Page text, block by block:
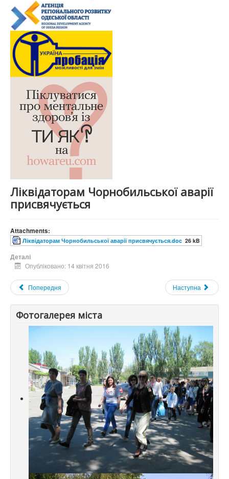
Ліквідаторам Чорнобильської аварії
присвячується
Attachments:
Ліквідаторам Чорнобильської аварії присвячується.doc 26 kB
Деталі
Опубліковано: 14 квітня 2016
Попередня Наступна
Фотогалерея міста